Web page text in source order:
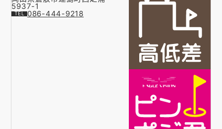
5937-1
086-444-9218